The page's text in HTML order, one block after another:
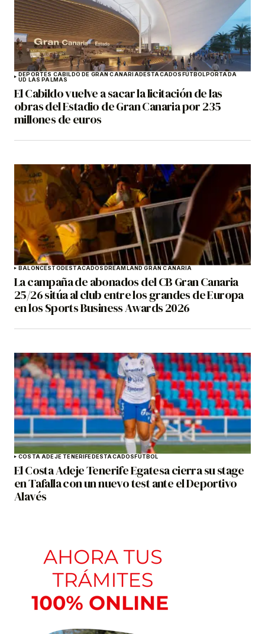
DEPORTES CABILDO DE GRAN CANARIADESTACADOSFÚTBOLPORTADA
UD LAS PALMAS
El Cabildo vuelve a sacar la licitación de las
obras del Estadio de Gran Canaria por 235
millones de euros
BALONCESTODESTACADOSDREAMLAND GRAN CANARIA
La campaña de abonados del CB Gran Canaria
25/26 sitúa al club entre los grandes de Europa
en los Sports Business Awards 2026
COSTA ADEJE TENERIFEDESTACADOSFÚTBOL
El Costa Adeje Tenerife Egatesa cierra su stage
en Tafalla con un nuevo test ante el Deportivo
Alavés